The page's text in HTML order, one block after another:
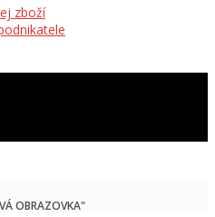
zboží
OBRAZOVKA"